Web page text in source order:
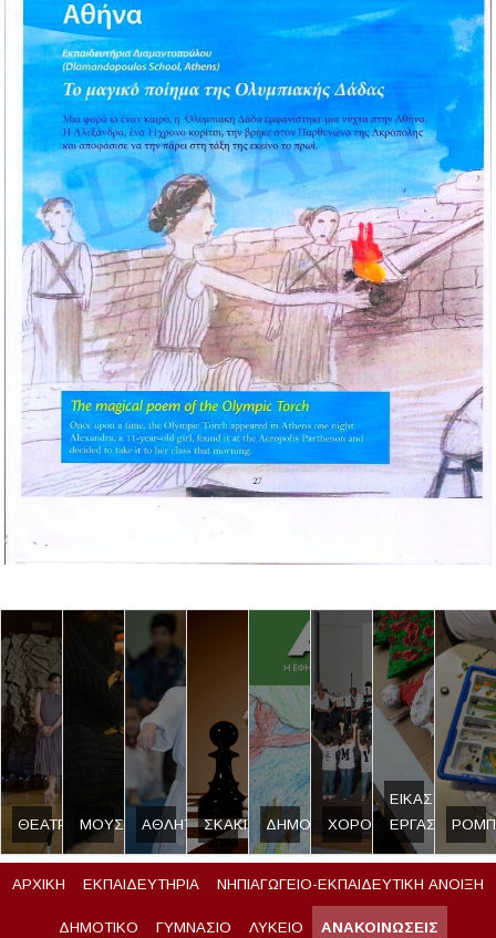
ΘΕΑΤΡΟ ΜΟΥΣΙΚΗΑΘΛΗΤΙΣΜΟΣ
ΣΚΑΚΙ ΔΗΜΟΣΙΟΓΡΑΦΙΑ
ΧΟΡΟΣ
ΕΙΚΑΣΤΙΚΟ
ΕΡΓΑΣΤΗΡΙ
ΑΡΧΙΚΗ ΕΚΠΑΙΔΕΥΤΗΡΙΑ ΝΗΠΙΑΓΩΓΕΙΟ-ΕΚΠΑΙΔΕΥΤΙΚΗ ΑΝΟΙΞΗ
ΔΗΜΟΤΙΚΟ ΓΥΜΝΑΣΙΟ ΛΥΚΕΙΟ ΑΝΑΚΟΙΝΩΣΕΙΣ